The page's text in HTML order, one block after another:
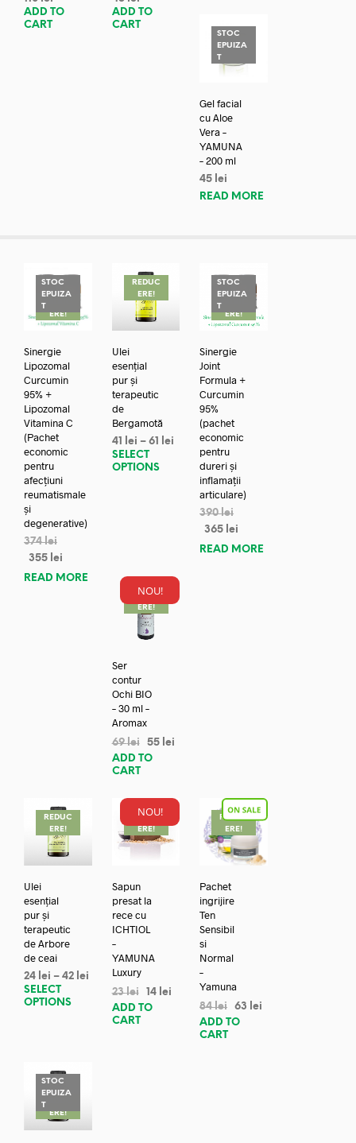
ADD TO
CART
ADD TO
CART
STOC
EPUIZA
T
Gel facial
cu Aloe
Vera –
YAMUNA
– 200 ml
45 lei
READ MORE
STOC
EPUIZA
TREDUC
ERE!
Sinergie
Lipozomal
Curcumin
95% +
Lipozomal
Vitamina C
(Pachet
economic
pentru
afecțiuni
reumatismale
și
degenerative)
374lei
355 lei
READ MORE
REDUC
ERE!
Ulei
esențial
pur și
terapeutic
de
Bergamotă
41 lei – 61
lei
SELECT
OPTIONS
STOC
EPUIZA
TREDUC
ERE!
Sinergie
Joint
Formula +
Curcumin
95%
(pachet
economic
pentru
dureri și
inflamații
articulare)
390lei
365 lei
READ MORE
NOU!
REDUC
ERE!
Ser
contur
Ochi BIO
– 30 ml –
Aromax
69lei 55 lei
ADD TO
CART
REDUC
ERE!
Ulei
esențial
pur și
terapeutic
de Arbore
de ceai
24 lei – 42 lei
SELECT
OPTIONS
NOU!
REDUC
ERE!
Sapun
presat la
rece cu
ICHTIOL
–
YAMUNA
Luxury
23lei 14 lei
ADD TO
CART
REDUC
ERE!
Pachet
ingrijire
Ten
Sensibil
si
Normal
–
Yamuna
84lei 63
lei
ADD TO
CART
STOC
EPUIZA
TREDUC
ERE!